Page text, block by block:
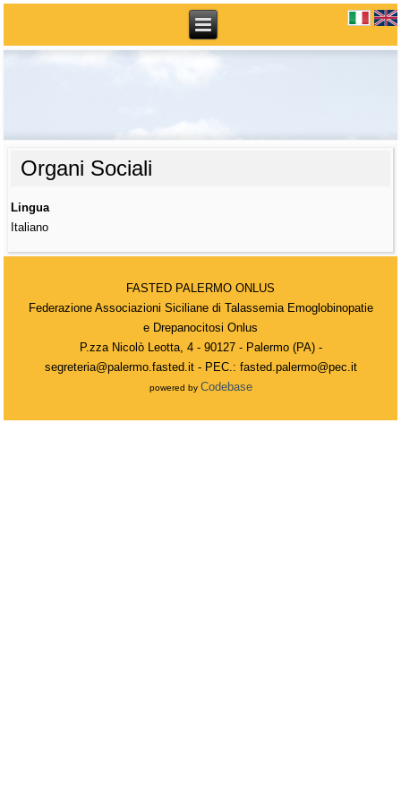
Organi Sociali
Lingua
Italiano
FASTED PALERMO ONLUS
Federazione Associazioni Siciliane di Talassemia Emoglobinopatie
e Drepanocitosi Onlus
P.zza Nicolò Leotta, 4 - 90127 - Palermo (PA) -
segreteria@palermo.fasted.it - PEC.: fasted.palermo@pec.it
powered by Codebase